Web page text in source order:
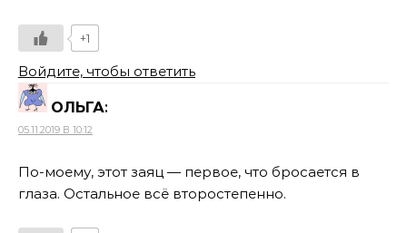
+1
Войдите, чтобы ответить
ОЛЬГА:
05.11.2019 В 10:12
По-моему, этот заяц — первое, что бросается в
глаза. Остальное всё второстепенно.